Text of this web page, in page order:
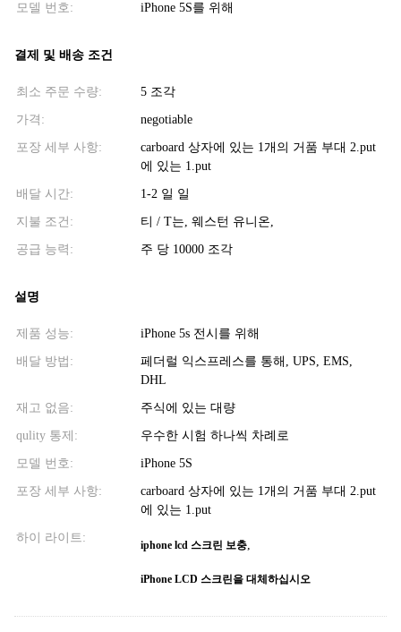
모델 번호: iPhone 5S를 위해
결제 및 배송 조건
최소 주문 수량: 5 조각
가격: negotiable
포장 세부 사항:
carboard 상자에 있는 1개의 거품 부대 2.put
에 있는 1.put
배달 시간: 1-2 일 일
지불 조건: 티 / T는, 웨스턴 유니온,
공급 능력: 주 당 10000 조각
설명
제품 성능: iPhone 5s 전시를 위해
배달 방법:
페더럴 익스프레스를 통해, UPS, EMS,
DHL
재고 없음: 주식에 있는 대량
qulity 통제: 우수한 시험 하나씩 차례로
모델 번호: iPhone 5S
포장 세부 사항:
carboard 상자에 있는 1개의 거품 부대 2.put
에 있는 1.put
하이 라이트:
iphone lcd 스크린 보충,
iPhone LCD 스크린을 대체하십시오